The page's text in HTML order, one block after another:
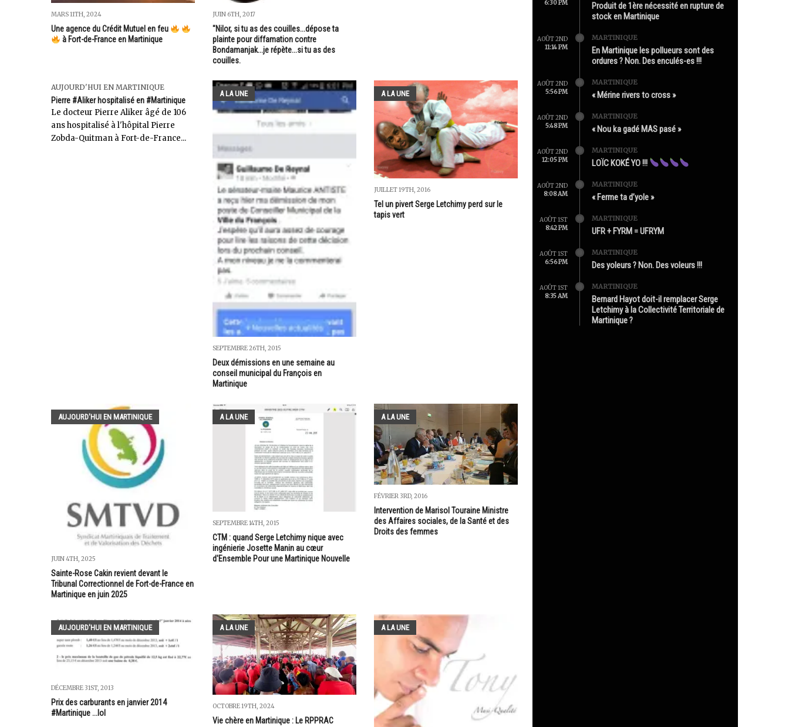
MARS 11TH, 2024
Une agence du Crédit Mutuel en feu
à Fort-de-France en Martinique
JUIN 6TH, 2017
"Nilor, si tu as des couilles...dépose ta
plainte pour diffamation contre
Bondamanjak...je répète...si tu as des
couilles.
AUJOURD'HUI EN MARTINIQUE
Pierre #Aliker hospitalisé en #Martinique
Le docteur Pierre Aliker âgé de 106
ans hospitalisé à l'hôpital Pierre
Zobda-Quitman à Fort-de-France...
A LA UNE
SEPTEMBRE 26TH, 2015
Deux démissions en une semaine au
conseil municipal du François en
Martinique
A LA UNE
JUILLET 19TH, 2016
Tel un pivert Serge Letchimy perd sur le
tapis vert
AUJOURD'HUI EN MARTINIQUE
JUIN 4TH, 2025
Sainte-Rose Cakin revient devant le
Tribunal Correctionnel de Fort-de-France en
Martinique en juin 2025
A LA UNE
SEPTEMBRE 14TH, 2015
CTM : quand Serge Letchimy nique avec
ingénierie Josette Manin au cœur
d'Ensemble Pour une Martinique Nouvelle
A LA UNE
FÉVRIER 3RD, 2016
Intervention de Marisol Touraine Ministre
des Affaires sociales, de la Santé et des
Droits des femmes
AUJOURD'HUI EN MARTINIQUE
DÉCEMBRE 31ST, 2013
Prix des carburants en janvier 2014
#Martinique ...lol
A LA UNE
OCTOBRE 19TH, 2024
Vie chère en Martinique : Le RPPRAC
A LA UNE
6:30 PM
Produit de 1ère nécessité en rupture de
stock en Martinique
AOÛT 2ND
11:14 PM
MARTINIQUE
En Martinique les pollueurs sont des
ordures ? Non. Des enculés-es !!!
AOÛT 2ND
5:56 PM
MARTINIQUE
« Mérine rivers to cross »
AOÛT 2ND
5:48 PM
MARTINIQUE
« Nou ka gadé MAS pasé »
AOÛT 2ND
12:05 PM
MARTINIQUE
LOÏC KOKÉ YO !!!
AOÛT 2ND
8:08 AM
MARTINIQUE
« Ferme ta d’yole »
AOÛT 1ST
8:42 PM
MARTINIQUE
UFR + FYRM = UFRYM
AOÛT 1ST
6:56 PM
MARTINIQUE
Des yoleurs ? Non. Des voleurs !!!
AOÛT 1ST
8:35 AM
MARTINIQUE
Bernard Hayot doit-il remplacer Serge
Letchimy à la Collectivité Territoriale de
Martinique ?